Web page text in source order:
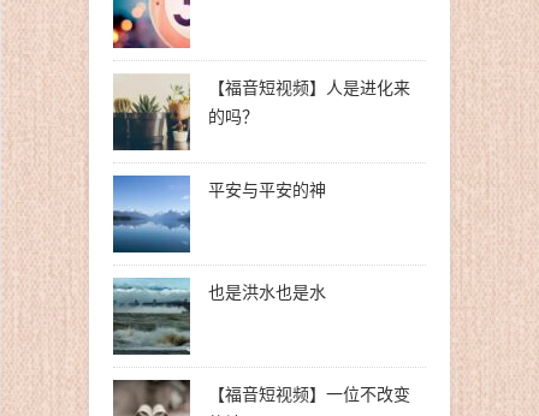
【福音短视频】人是进化来
的吗？
平安与平安的神
也是洪水也是水
【福音短视频】一位不改变